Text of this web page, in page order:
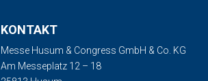
KONTAKT
Messe Husum & Congress GmbH & Co. KG
Am Messeplatz 12 – 18